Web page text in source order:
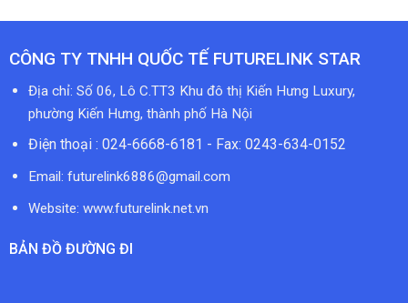
CÔNG TY TNHH QUỐC TẾ FUTURELINK STAR
Địa chỉ: Số 06, Lô C.TT3 Khu đô thị Kiến Hưng Luxury,
phường Kiến Hưng, thành phố Hà Nội
Điện thoại : 024-6668-6181 - Fax: 0243-634-0152
Email: futurelink6886@gmail.com
Website: www.futurelink.net.vn
BẢN ĐỒ ĐƯỜNG ĐI